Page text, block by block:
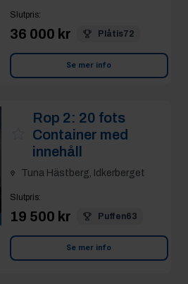
Slutpris:
36 000 kr Plåtis72
Se mer info
Rop 2: 20 fots
Container med
innehåll
Tuna Hästberg, Idkerberget
Slutpris:
19 500 kr Puffen63
Se mer info